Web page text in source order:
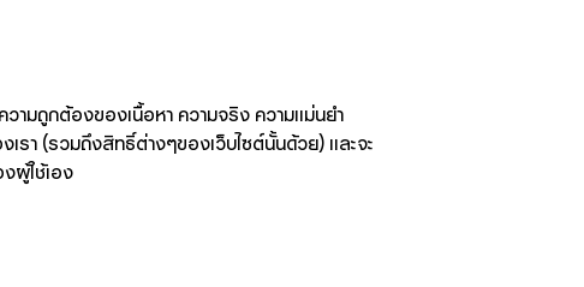
วามถูกต้องของเนื้อหา ความจริง ความแม่นยำ
รา (รวมถึงสิทธิ์ต่างๆของเว็บไซต์นั้นด้วย) และจะ
งผู้ใช้เอง